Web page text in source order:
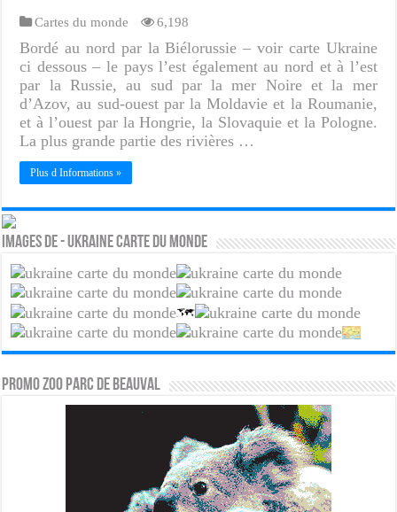
Cartes du monde 6,198
Bordé au nord par la Biélorussie – voir carte Ukraine
ci dessous – le pays l’est également au nord et à l’est
par la Russie, au sud par la mer Noire et la mer
d’Azov, au sud-ouest par la Moldavie et la Roumanie,
et à l’ouest par la Hongrie, la Slovaquie et la Pologne.
La plus grande partie des rivières …
Plus d Informations »
Images de - Ukraine carte du monde
PROMO ZOO PARC DE BEAUVAL